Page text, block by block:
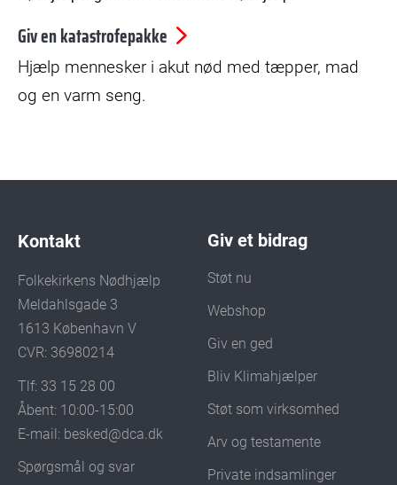
Giv en katastrofepakke
Hjælp mennesker i akut nød med tæpper, mad
og en varm seng.
Kontakt
Folkekirkens Nødhjælp
Meldahlsgade 3
1613 København V
CVR: 36980214
Tlf: 33 15 28 00
Åbent: 10:00-15:00
E-mail: besked@dca.dk
Spørgsmål og svar
Giv et bidrag
Støt nu
Webshop
Giv en ged
Bliv Klimahjælper
Støt som virksomhed
Arv og testamente
Private indsamlinger